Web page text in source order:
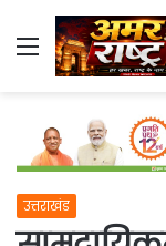
Menu
उत्तराखंड